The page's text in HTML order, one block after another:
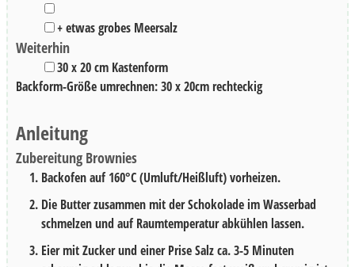
▢
+ etwas grobes Meersalz
Weiterhin
▢
30 x 20cm Kastenform
Backform-Größe umrechnen:30x20cm rechteckig
Anleitung
Zubereitung Brownies
Backofen auf 160°C (Umluft/Heißluft) vorheizen.
Die Butter zusammen mit der Schokolade im Wasserbad
schmelzen und auf Raumtemperatur abkühlen lassen.
Eier mit Zucker und einer Prise Salz ca. 3-5 Minuten